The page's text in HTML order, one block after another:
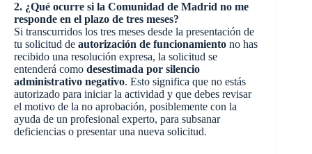
2. ¿Qué ocurre si la Comunidad de Madrid no me
responde en el plazo de tres meses?
Si transcurridos los tres meses desde la presentación de
tu solicitud de autorización de funcionamiento no has
recibido una resolución expresa, la solicitud se
entenderá como desestimada por silencio
administrativo negativo. Esto significa que no estás
autorizado para iniciar la actividad y que debes revisar
el motivo de la no aprobación, posiblemente con la
ayuda de un profesional experto, para subsanar
deficiencias o presentar una nueva solicitud.